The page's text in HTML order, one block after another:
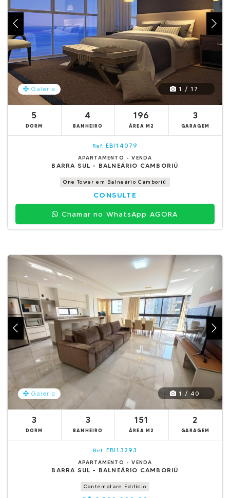
Galeria 1 / 17
5
DORM
4
BANHEIRO
196
ÁREA M2
3
GARAGEM
Ref. EBI14079
APARTAMENTO - VENDA
BARRA SUL - BALNEÁRIO CAMBORIÚ
One Tower em Balneário Camboriú
CONSULTE
Chamar no WhatsApp AGORA
Galeria 1 / 40
3
DORM
3
BANHEIRO
151
ÁREA M2
2
GARAGEM
Ref. EBI13293
APARTAMENTO - VENDA
BARRA SUL - BALNEÁRIO CAMBORIÚ
Contemplare Edifício